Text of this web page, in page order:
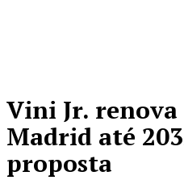
Vini Jr. renova
Madrid até
proposta